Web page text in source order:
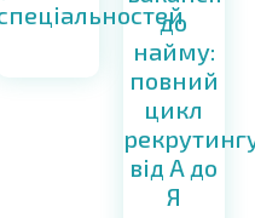
до
найму:
повний
цикл
від А до
Я